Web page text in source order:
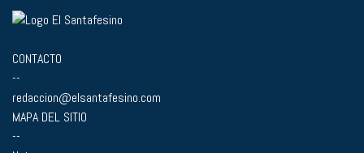
CONTACTO
--
redaccion@elsantafesino.com
MAPA DEL SITIO
--